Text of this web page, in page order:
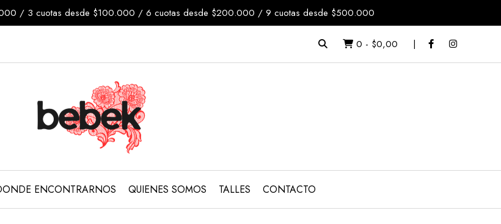
/ 3 cuotas desde $100.000 / 6 cuotas desde $200.000 / 9 cuotas desde $500.000
0 - $0,00
ENCONTRARNOS QUIENES SOMOS TALLES CONTACTO